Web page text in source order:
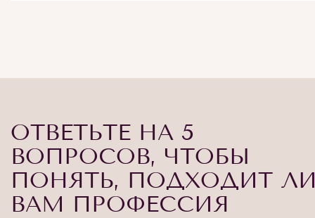
ОТВЕТЬТЕ НА 5
ВОПРОСОВ, ЧТОБЫ
ПОНЯТЬ, ПОДХОДИТ
ВАМ ПРОФЕССИЯ